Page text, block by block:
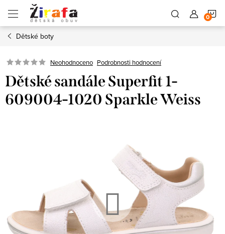
obsah
Dětské boty
Neohodnoceno Podrobnosti hodnocení
Dětské sandále Superfit 1-
609004-1020 Sparkle Weiss